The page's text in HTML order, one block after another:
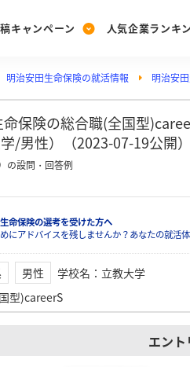
キャンペーン
Post
投稿する
人気企業ランキ
Ranking
ランキングを見る
Vote
PickUp
注目の企業特集
動画で知ろう！業界・企業
明治安田生命保険の就活情報 明治安
保険の総合職(全国型
/男性）（2023-07-19公開）
の設問・回答例
命保険の選考を受けた方へ
にアドバイスを残しませんか？あなたの就活
男性 学校名 ： 立教大学
型)careerS
エント